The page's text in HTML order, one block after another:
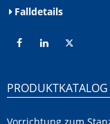
Falldetails
PRODUKTKATALOG